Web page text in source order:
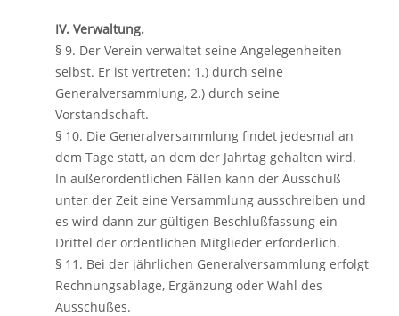
IV. Verwaltung.
§ 9. Der Verein verwaltet seine Angelegenheiten
selbst. Er ist vertreten: 1.) durch seine
Generalversammlung, 2.) durch seine
Vorstandschaft.
§ 10. Die Generalversammlung findet jedesmal an
dem Tage statt, an dem der Jahrtag gehalten wird.
In außerordentlichen Fällen kann der Ausschuß
unter der Zeit eine Versammlung ausschreiben und
es wird dann zur gültigen Beschlußfassung ein
Drittel der ordentlichen Mitglieder erforderlich.
§ 11. Bei der jährlichen Generalversammlung erfolgt
Rechnungsablage, Ergänzung oder Wahl des
Ausschußes.